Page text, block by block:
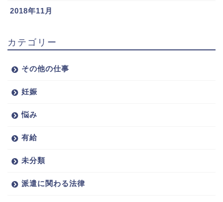
2018年11月
カテゴリー
その他の仕事
妊娠
悩み
有給
未分類
派遣に関わる法律